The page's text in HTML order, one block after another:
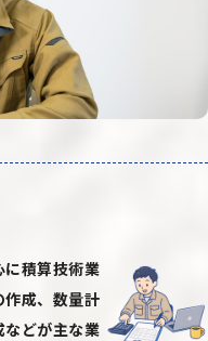
積算技術業
成、数量計
どが主な業